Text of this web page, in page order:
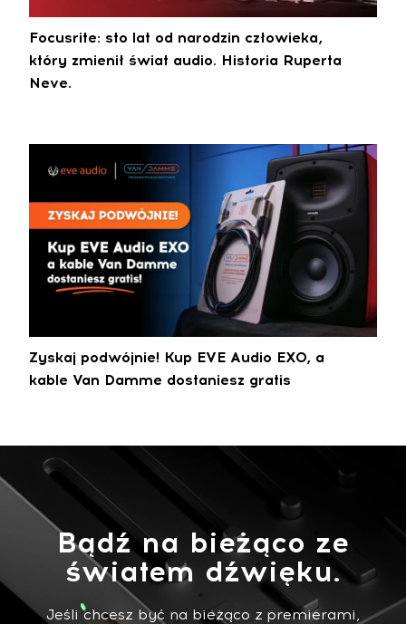
Focusrite: sto lat od narodzin człowieka,
który zmienił świat audio. Historia Ruperta
Neve.
Zyskaj podwójnie! Kup EVE Audio EXO, a
kable Van Damme dostaniesz gratis
Bądź na bieżąco ze
światem dźwięku.
Jeśli chcesz być na bieżąco z premierami,